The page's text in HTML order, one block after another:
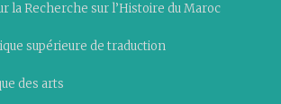
la Recherche sur l’Histoire du Maroc
supérieure de traduction
des arts